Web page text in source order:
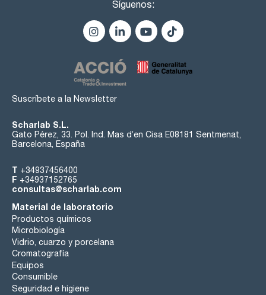
Síguenos:
Suscríbete a la Newsletter
Scharlab S.L.
Gato Pérez, 33. Pol. Ind. Mas d’en Cisa E08181 Sentmenat,
Barcelona, España
T +34937456400
F +34937152765
consultas@scharlab.com
Material de laboratorio
Productos químicos
Microbiología
Vidrio, cuarzo y porcelana
Cromatografía
Equipos
Consumible
Seguridad e higiene